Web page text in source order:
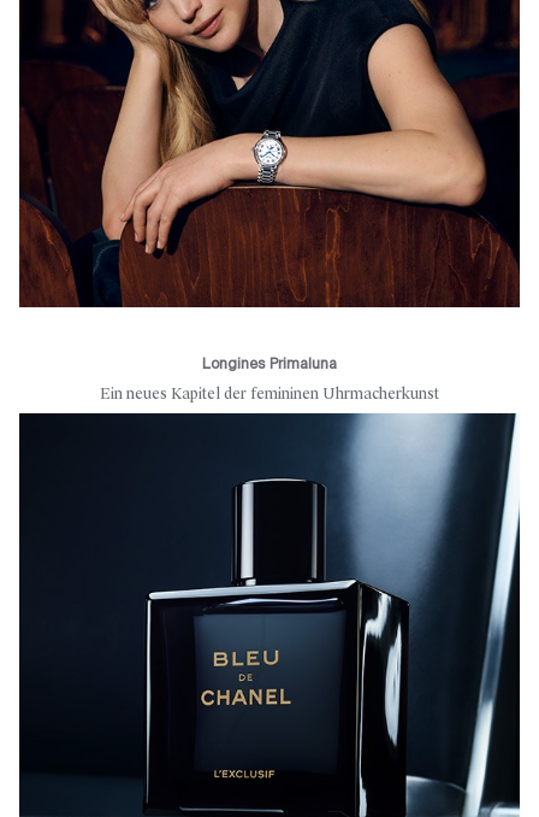
Longines Primaluna
Ein neues Kapitel der femininen Uhrmacherkunst